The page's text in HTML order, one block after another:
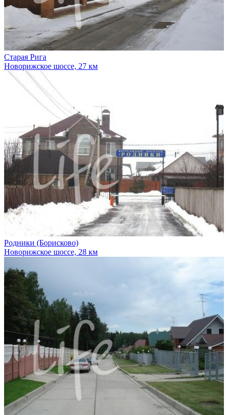
Старая Рига
Новорижское шоссе, 27 км
Родники (Борисково)
Новорижское шоссе, 28 км